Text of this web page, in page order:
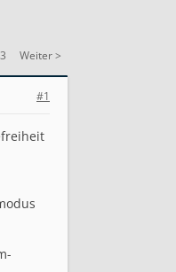
3 Weiter >
#1